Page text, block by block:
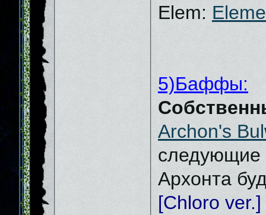
Elem:
5)Баффы:
Archon's
следующие
Архонта
[Chloro ver.]